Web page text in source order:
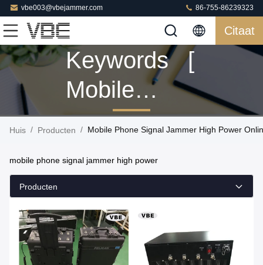
vbe003@vbejammer.com 86-755-86239323
Citaat
Keywords [
Mobile
Phone
Jammer
High Power
] Match 117
Huis / Producten / Mobile Phone Signal Jammer High Power
mobile phone signal jammer high power
Producten